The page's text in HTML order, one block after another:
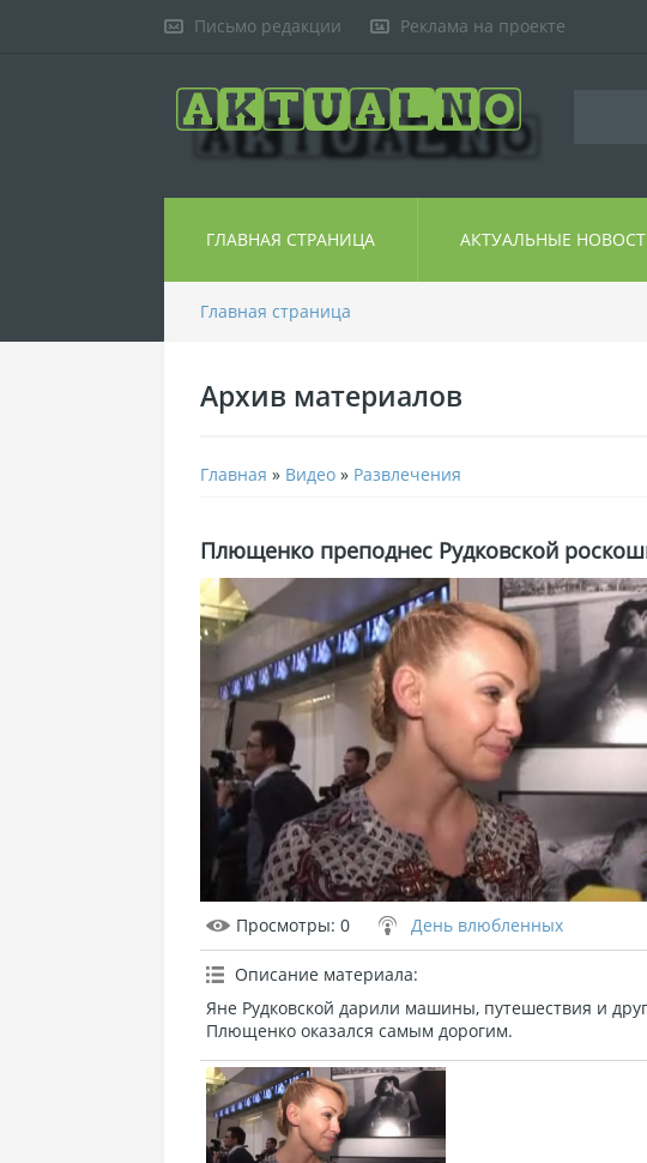
Письмо редакции Реклама на проекте
ГЛАВНАЯ СТРАНИЦА АКТУАЛЬНЫЕ
Главная страница
Архив материалов
Главная » Видео » Развлечения
Плющенко преподнес Рудковской
Просмотры: 0 День влюбленных
Описание материала:
Яне Рудковской дарили машины, путешествия и
Плющенко оказался самым дорогим.